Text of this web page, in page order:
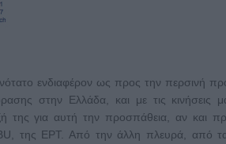
ενδιαφέρον ως προς την περσινή
στην Ελλάδα, και με τις κινήσεις
της για αυτή την προσπάθεια, αν και
της ΕΡΤ. Από την άλλη πλευρά, από τα